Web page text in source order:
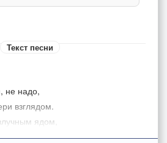
Текст песни
не надо,
взглядом.
ядом,
и ко сну.